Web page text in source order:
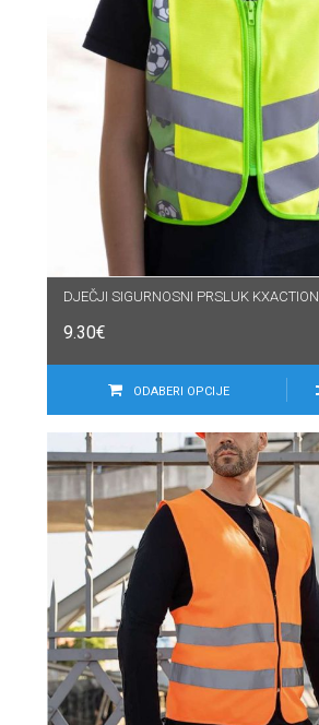
DJEČJI SIGURNOSNI PRSLUK KXACTION
9.30€
ODABERI OPCIJE